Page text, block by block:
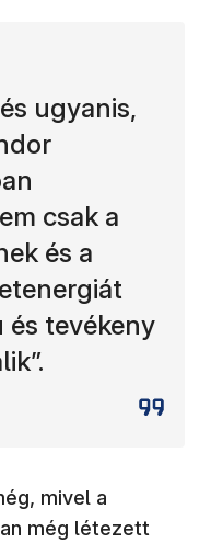
ugyanis,
csak a
és a
és tevékeny
mivel a
még létezett